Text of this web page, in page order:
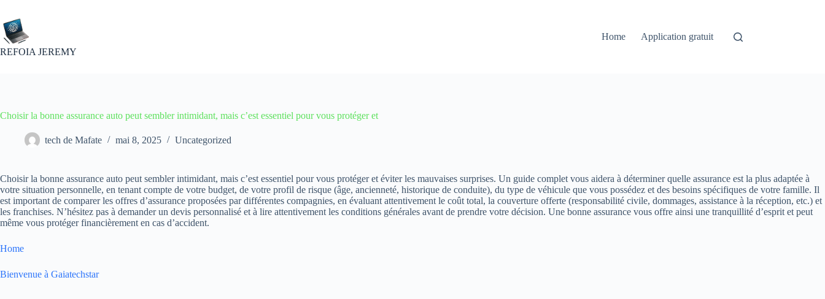
contenu
REFOIA JEREMY
Home Application gratuit
Choisir la bonne assurance auto peut sembler intimidant, mais c’est essentiel pour vous protéger et
tech de Mafate mai 8, 2025 Uncategorized
Choisir la bonne assurance auto peut sembler intimidant, mais c’est essentiel pour vous protéger et éviter les mauvaises surprises. Un guide complet vous aidera à déterminer quelle assurance est la plus adaptée à
votre situation personnelle, en tenant compte de votre budget, de votre profil de risque (âge, ancienneté, historique de conduite), du type de véhicule que vous possédez et des besoins spécifiques de votre famille. Il
est important de comparer les offres d’assurance proposées par différentes compagnies, en évaluant attentivement le coût total, la couverture offerte (responsabilité civile, dommages, assistance à la réception, etc.) et
les franchises. N’hésitez pas à demander un devis personnalisé et à lire attentivement les conditions générales avant de prendre votre décision. Une bonne assurance vous offre ainsi une tranquillité d’esprit et peut
même vous protéger financièrement en cas d’accident.
Home
Bienvenue à Gaiatechstar